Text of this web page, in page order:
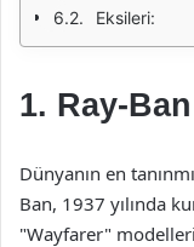
Eksileri:
1. Ray-Ban
Dünyanın en
Ban, 1937 yılında
"Wayfarer"